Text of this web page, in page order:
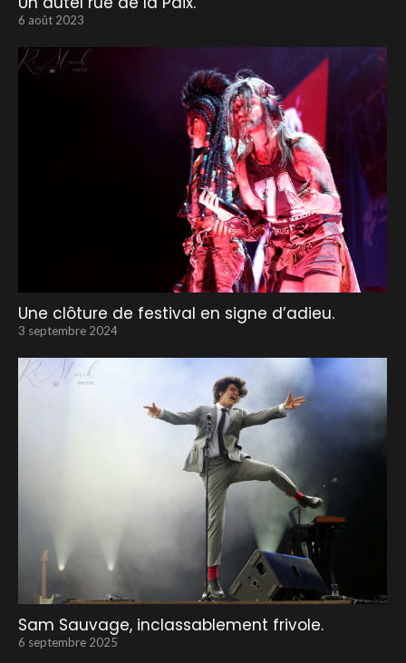
6 août 2023
Une clôture de festival en signe d’adieu.
3 septembre 2024
Sam Sauvage, inclassablement frivole.
6 septembre 2025